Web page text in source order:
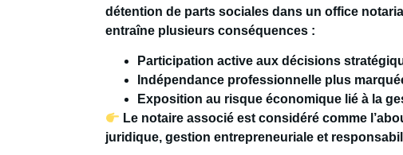
détention de parts sociales dans un office
entraîne plusieurs conséquences :
Participation active aux décisions
Indépendance professionnelle plus
Exposition au risque économique lié à la
Le notaire associé est considéré comme
juridique, gestion entrepreneuriale et